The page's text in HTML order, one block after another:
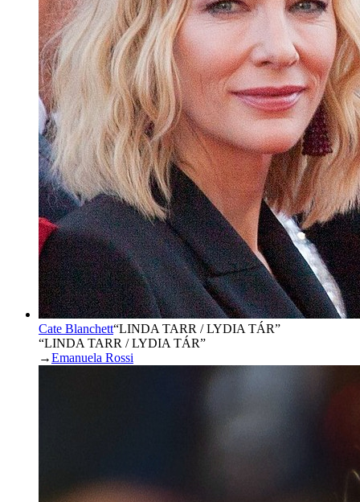
Cate Blanchett“LINDA TARR / LYDIA TÁR”
“LINDA TARR / LYDIA TÁR”
→Emanuela Rossi